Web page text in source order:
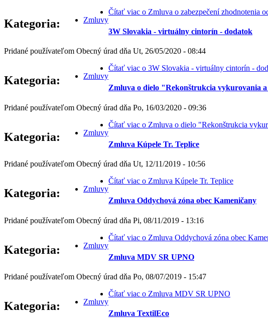
Kategoria: Zmluvy
Čítať viac o Zmluva o zabezpečení zhodnotenia
3W Slovakia - virtuálny cintorín - dodatok
Pridané používateľom Obecný úrad dňa Ut, 26/05/2020 - 08:44
Kategoria: Zmluvy
Čítať viac o 3W Slovakia - virtuálny cintorín -
Zmluva o dielo "Rekonštrukcia vykurovania
Pridané používateľom Obecný úrad dňa Po, 16/03/2020 - 09:36
Kategoria: Zmluvy
Čítať viac o Zmluva o dielo "Rekonštrukcia
Zmluva Kúpele Tr. Teplice
Pridané používateľom Obecný úrad dňa Ut, 12/11/2019 - 10:56
Kategoria: Zmluvy
Čítať viac o Zmluva Kúpele Tr. Teplice
Zmluva Oddychová zóna obec Kameničany
Pridané používateľom Obecný úrad dňa Pi, 08/11/2019 - 13:16
Kategoria: Zmluvy
Čítať viac o Zmluva Oddychová zóna obec
Zmluva MDV SR UPNO
Pridané používateľom Obecný úrad dňa Po, 08/07/2019 - 15:47
Kategoria: Zmluvy
Čítať viac o Zmluva MDV SR UPNO
Zmluva TextilEco